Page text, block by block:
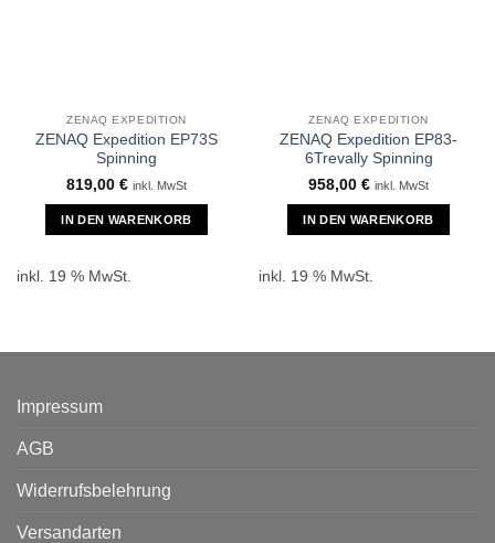
ZENAQ EXPEDITION
ZENAQ Expedition EP73S
Spinning
819,00 € inkl. MwSt
IN DEN WARENKORB
inkl. 19 % MwSt.
ZENAQ EXPEDITION
ZENAQ Expedition EP83-
6Trevally Spinning
958,00 € inkl. MwSt
IN DEN WARENKORB
inkl. 19 % MwSt.
Impressum
AGB
Widerrufsbelehrung
Versandarten